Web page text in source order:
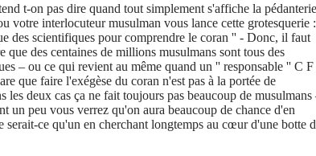
t-on pas dire quand tout simplement s'affiche la
votre interlocuteur musulman vous lance cette grotesquerie
des scientifiques pour comprendre le coran '' - Donc, il faut
que des centaines de millions musulmans sont tous des
– ou ce qui revient au même quand un '' responsable '' C F
que faire l'exégèse du coran n'est pas à la portée de
les deux cas ça ne fait toujours pas beaucoup de musulmans
un peu vous verrez qu'on aura beaucoup de chance d'en
serait-ce qu'un en cherchant longtemps au cœur d'une botte